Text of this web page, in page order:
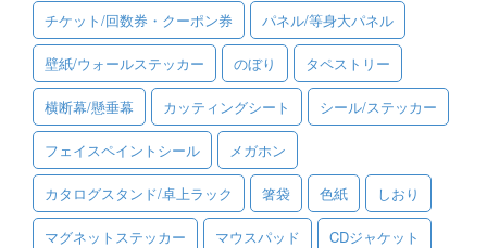
FAQ（よくあるご質問）
資料をダウンロード
ご利用規約
お見積り・お問合せ
チケット/回数券・クーポン券 パネル/等身大パネル
壁紙/ウォールステッカー のぼり タペストリー
横断幕/懸垂幕 カッティングシート シール/ステッカー
フェイスペイントシール メガホン
カタログスタンド/卓上ラック 箸袋 色紙 しおり
マグネットステッカー マウスパッド CDジャケット